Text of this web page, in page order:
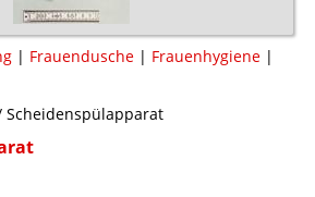
| Frauendusche | Frauenhygiene |
Scheidenspülapparat